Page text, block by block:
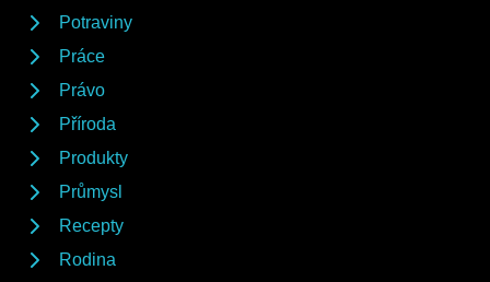
Potraviny
Práce
Právo
Příroda
Produkty
Průmysl
Recepty
Rodina